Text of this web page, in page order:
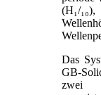
(H₁/
Das
GB-
zwei